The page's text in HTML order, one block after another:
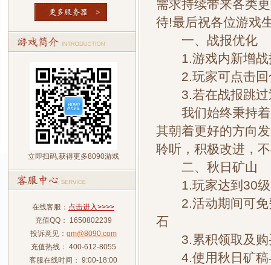
立即扫码,获得更多8090游戏
在线客服： 点击进入>>>>
充值QQ： 1650802239
投诉意见： gm@8090.com
充值热线： 400-612-8055
客服在线时间： 9:00-18:00
需求持续带来各类
待!最后祝各位游戏
一、战报优化
1.游戏内新增战
2.玩家可点击回
3.若在战报跳过
我们始终秉持着
其朝着更好的方向
聆听，积极改进，
二、秋日矿山
1.玩家达到30级
2.活动期间可免
石
3.累积领取及购
4.使用秋日矿稿